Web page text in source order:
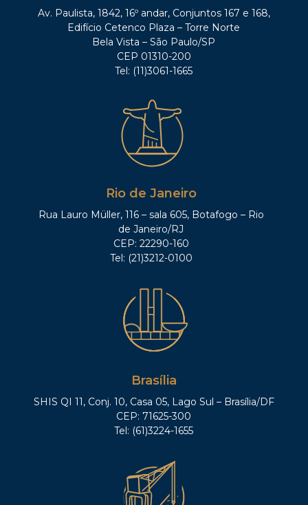
Av. Paulista, 1842, 16º andar, Conjuntos 167 e 168,
Edifício Cetenco Plaza – Torre Norte
Bela Vista – São Paulo/SP
CEP 01310-200
Tel: (11)3061-1665
Rio de Janeiro
Rua Lauro Müller, 116 – sala 605, Botafogo – Rio
de Janeiro/RJ
CEP: 22290-160
Tel: (21)3212-0100
Brasília
SHIS QI 11, Conj. 10, Casa 05, Lago Sul – Brasília/DF
CEP: 71625-300
Tel: (61)3224-1655